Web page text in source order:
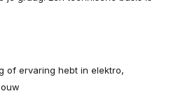
of ervaring hebt in elektro,